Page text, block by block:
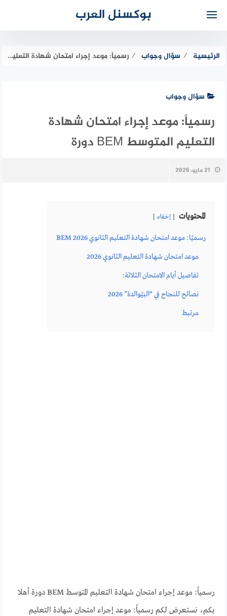
بوكسنل العرب
الرئيسية ⁄ سؤال وجواب ⁄ رسمياً: موعد إجراء امتحان شهادة التعليم المتوسط BEM دورة
سؤال وجواب
رسمياً: موعد إجراء امتحان شهادة
التعليم المتوسط BEM دورة
21 مايو، 2026
المحتويات إخفاء
رسميًا: موعد امتحان شهادة التعليم الثانوي 2026 BEM
موعد امتحان شهادة التعليم الثانوي 2026
تفاصيل أيام الامتحان الثلاثة:
نصائح للنجاح في “البيّوالدة” 2026
مرتبط
رسمياً: موعد إجراء امتحان شهادة التعليم المتوسط BEM دورة أهلا
بكم، نستعرض لكم رسمياً: موعد إجراء امتحان شهادة التعليم